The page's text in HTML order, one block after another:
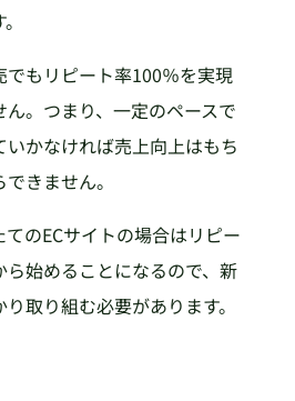
でもリピート率100％を実現
。つまり、一定のペースで
かなければ売上向上はもち
きません。
のECサイトの場合はリピー
ら始めることになるので、新
取り組む必要があります。